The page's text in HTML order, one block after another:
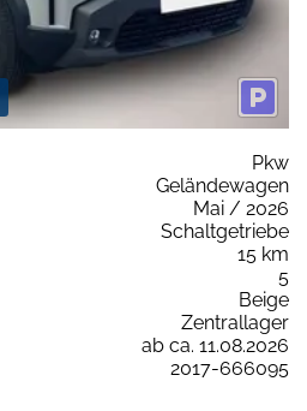
Pkw
Geländewagen
Mai / 2026
Schaltgetriebe
15 km
5
Beige
Zentrallager
ab ca. 11.08.2026
2017-666095